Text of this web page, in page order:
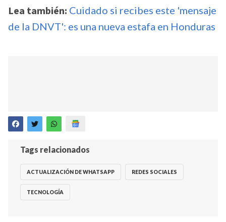
Lea también: Cuidado si recibes este 'mensaje
de la DNVT': es una nueva estafa en Honduras
Tags relacionados
ACTUALIZACIÓN DE WHATSAPP REDES SOCIALES
TECNOLOGÍA